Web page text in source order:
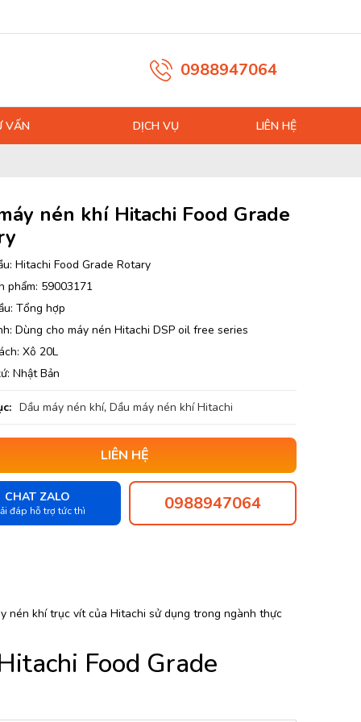
0988947064
VẤN DỊCH VỤ LIÊN HỆ
nén khí Hitachi Food Grade
Hitachi Food Grade Rotary
phẩm: 59003171
Tổng hợp
Dùng cho máy nén Hitachi DSP oil free series
Xô 20L
Nhật Bản
Dầu máy nén khí, Dầu máy nén khí Hitachi
LIÊN HỆ
CHAT ZALO
đáp hỗ trợ tức thì 0988947064
nén khí trục vít của Hitachi sử dụng trong ngành thực
Food Grade